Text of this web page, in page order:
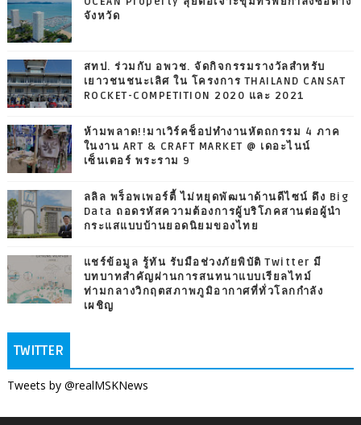
จังหวัด
สทป. ร่วมกับ อพวช. จัดกิจกรรมรางวัลสำหรับ
เยาวชนชนะเลิศ ใน โครงการ THAILAND CANSAT
ROCKET-COMPETITION 2020 และ 2021
ห้ามพลาด!!มาเวิร์คช็อปทำงานหัตถกรรม 4 ภาค
ในงาน ART & CRAFT MARKET @ เดอะไนน์
เซ็นเตอร์ พระราม 9
ลลิล พร็อพเพอร์ตี้ ไม่หยุดพัฒนาด้านดีไซน์ ดึง Big
Data ถอดรหัสความต้องการผู้บริโภคสานต่อผู้นำ
กระแสแบบบ้านยอดนิยมของไทย
แชร์ข้อมูล รู้ทัน รับมือช่วงภัยพิบัติ Twitter มี
บทบาทสำคัญผ่านการสนทนาแบบเรียลไทม์
ท่ามกลางวิกฤตสภาพภูมิอากาศที่ทั่วโลกกำลัง
เผชิญ
TWITTER
Tweets by @realMSKNews